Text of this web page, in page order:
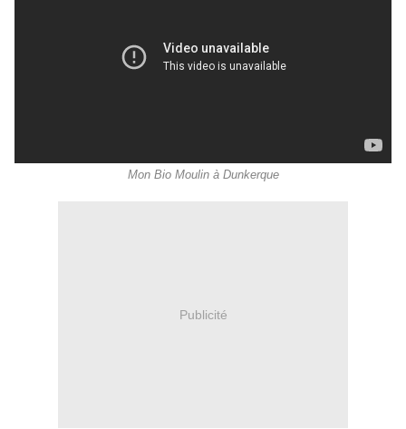
Mon Bio Moulin à Dunkerque
Publicité